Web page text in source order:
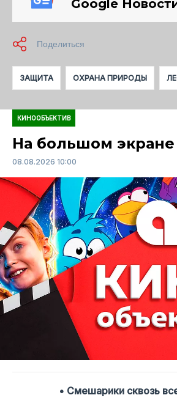
Google
ЗАЩИТА ОХРАНА ПРИРОДЫ
КИНООБЪЕКТИВ
На большом экране
08.08.2026 10:00
• Смешарики сквозь